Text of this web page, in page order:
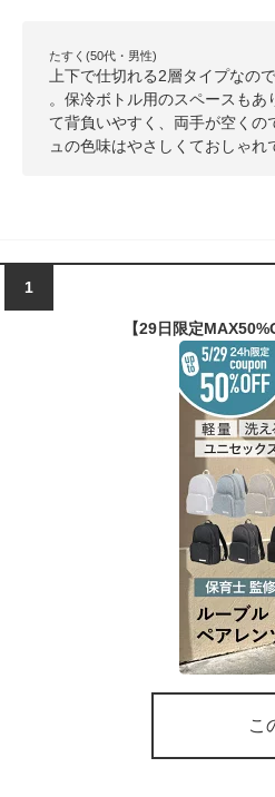
たすく(50代・男性)
上下で仕切れる2層タイプなの
。保冷ボトル用のスペースも
て背負いやすく、両手が空く
ュの色味はやさしくておしゃ
1
こ